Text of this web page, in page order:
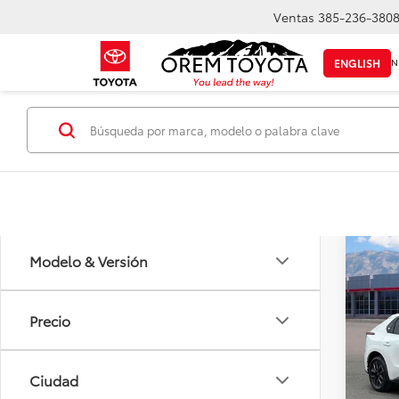
ENGLISH
Ventas 385-236-3808
Modelo & Versión
Precio
Ciudad
2026
VIN:
MSRP